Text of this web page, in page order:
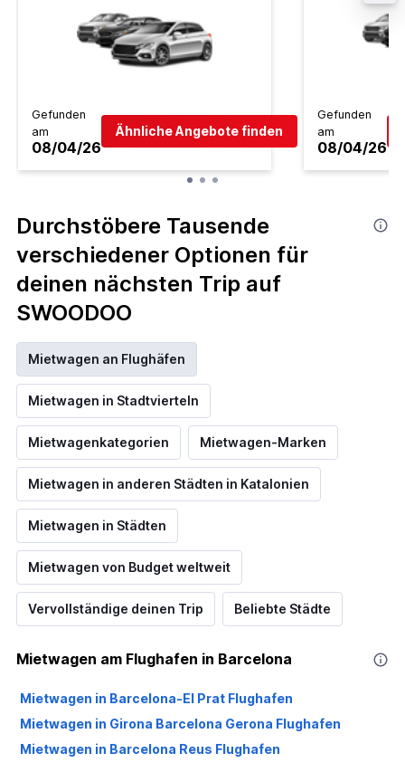
Gefunden
am
08/04/26
Ähnliche Angebote finden
Gefunden
am
08/04/26
Durchstöbere Tausende
verschiedener Optionen für
deinen nächsten Trip auf
SWOODOO
Mietwagen an Flughäfen
Mietwagen in Stadtvierteln
Mietwagenkategorien Mietwagen-Marken
Mietwagen in anderen Städten in Katalonien
Mietwagen in Städten
Mietwagen von Budget weltweit
Vervollständige deinen Trip Beliebte Städte
Mietwagen am Flughafen in Barcelona
Mietwagen in Barcelona-El Prat Flughafen
Mietwagen in Girona Barcelona Gerona Flughafen
Mietwagen in Barcelona Reus Flughafen